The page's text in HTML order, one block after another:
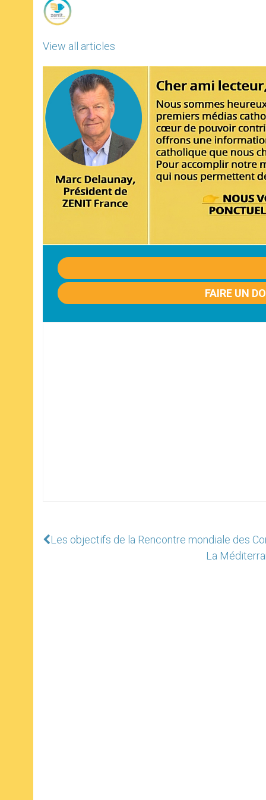
View all articles
FAIRE UN
Les objectifs de la Rencontre mondiale des
La